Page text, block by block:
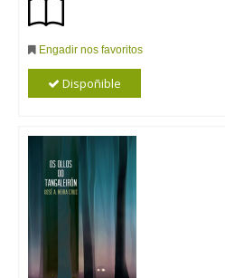
Engadir nos favoritos
Dispoñible